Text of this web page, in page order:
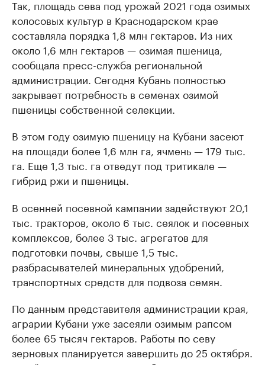
Так, площадь сева под урожай 2021 года озимых
колосовых культур в Краснодарском крае
составляла порядка 1,8 млн гектаров. Из них
около 1,6 млн гектаров — озимая пшеница,
сообщала пресс-служба региональной
администрации. Сегодня Кубань полностью
закрывает потребность в семенах озимой
пшеницы собственной селекции.
В этом году озимую пшеницу на Кубани засеют
на площади более 1,6 млн га, ячмень — 179 тыс.
га. Еще 1,3 тыс. га отведут под тритикале —
гибрид ржи и пшеницы.
В осенней посевной кампании задействуют 20,1
тыс. тракторов, около 6 тыс. сеялок и посевных
комплексов, более 3 тыс. агрегатов для
подготовки почвы, свыше 1,5 тыс.
разбрасывателей минеральных удобрений,
транспортных средств для подвоза семян.
По данным представителя администрации края,
аграрии Кубани уже засеяли озимым рапсом
более 65 тысяч гектаров. Работы по севу
зерновых планируется завершить до 25 октября.